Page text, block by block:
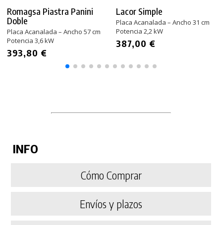
Romagsa Piastra Panini
Doble
Placa Acanalada – Ancho 57 cm
Potencia 3,6 kW
393,80 €
Lacor Simple
Placa Acanalada – Ancho 31 cm
Potencia 2,2 kW
387,00 €
INFO
Cómo Comprar
Envíos y plazos